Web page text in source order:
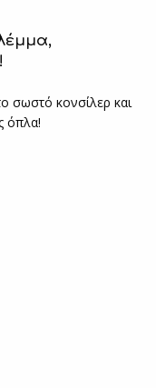
σωστό κονσίλερ και
όπλα!